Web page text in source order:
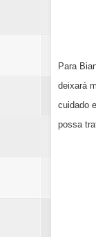
Para
deixará
cuidado
possa